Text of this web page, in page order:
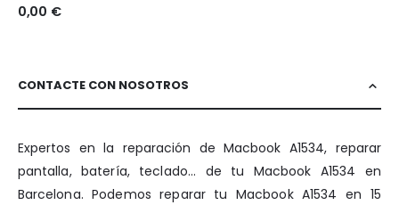
0,00 €
CONTACTE CON NOSOTROS
Expertos en la reparación de Macbook A1534, reparar
pantalla, batería, teclado... de tu Macbook A1534 en
Barcelona. Podemos reparar tu Macbook A1534 en 15